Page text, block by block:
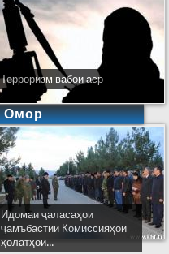
Терроризм вабои аср
Омор
Идомаи ҷаласаҳои
ҷамъбастии Комиссияҳои
ҳолатҳои...